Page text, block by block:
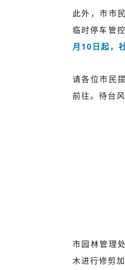
此外，市市
临时停车管控
月10日起，
请各位市民
前往。待台
市园林管理
木进行修剪